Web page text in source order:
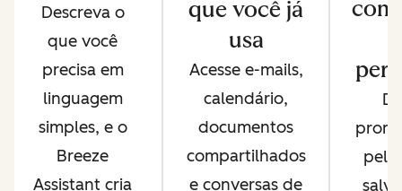
Descreva o
que você
precisa em
linguagem
simples, e o
Breeze
Assistant cria
que você já
usa
Acesse e-mails,
calendário,
documentos
compartilhados
e conversas de
pela